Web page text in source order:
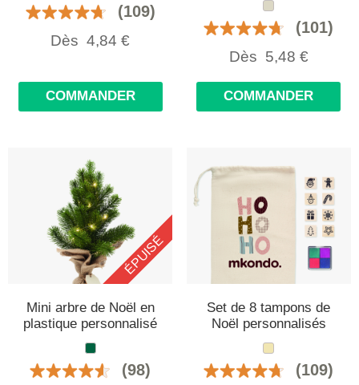
(109)
Dès4,84 €
COMMANDER
(101)
Dès 5,48 €
COMMANDER
ÉPUISÉ
Mini arbre de Noël en
plastique personnalisé
(98)
Set de 8 tampons de
Noël personnalisés
(109)